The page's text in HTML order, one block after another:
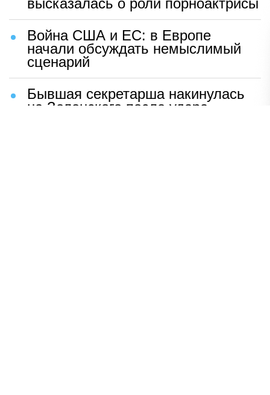
высказалась о роли порноактрисы
Война США и ЕС: в Европе
начали обсуждать немыслимый
сценарий
Бывшая секретарша накинулась
на Зеленского после удара